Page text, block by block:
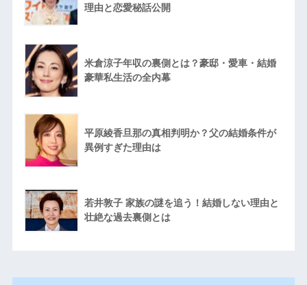
理由と恋愛秘話公開
米倉涼子年収の裏側とは？豪邸・愛車・結婚
豪華私生活の全内幕
平原綾香旦那の真相判明か？父の結婚条件が
異例すぎた理由は
若井敦子 家族の謎を追う！結婚しない理由と
壮絶な過去裏側とは